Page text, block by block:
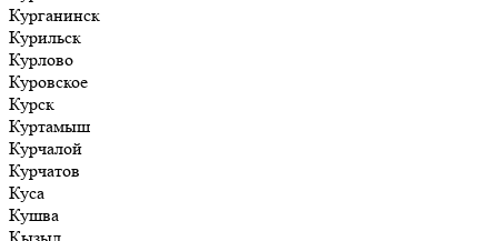
Курганинск
Курильск
Курлово
Куровское
Курск
Куртамыш
Курчалой
Курчатов
Куса
Кушва